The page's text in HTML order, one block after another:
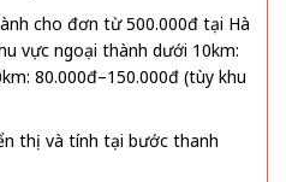
cho đơn từ 500.000đ tại Hà
vực ngoại thành dưới 10km:
80.000đ–150.000đ (tùy khu
thị và tính tại bước thanh